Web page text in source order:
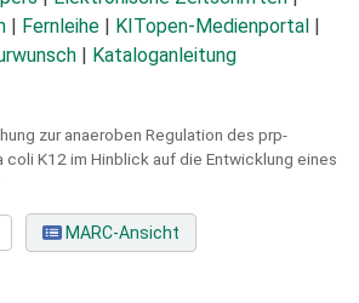
Fernleihe KITopen-Medienportal
Kataloganleitung
zur anaeroben Regulation des prp-
coli K12 im Hinblick auf die Entwicklung eines
MARC-Ansicht